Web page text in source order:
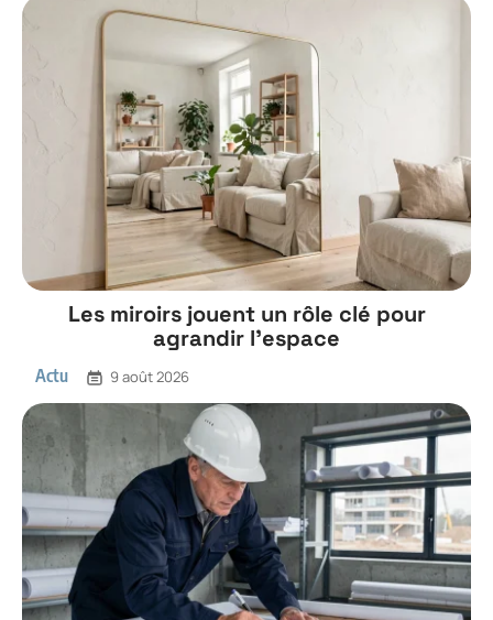
Les miroirs jouent un rôle clé pour
agrandir l’espace
Actu 9 août 2026